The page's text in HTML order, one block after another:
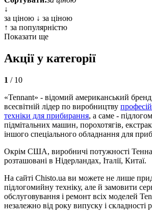
↓
за цiною ↓ за цiною
↑ за популярністю
Показати ще
Акції у категорії
1 / 10
«Tennant» - відомий американський
всесвітній лідер по виробництву
техніки для прибирання, а саме -
підмітальних машин, порохотягів,
іншого спеціального обладнання для
Окрім США, виробничі потужності
розташовані в Нідерландах, Італії, Китаї.
На сайті Chisto.ua ви можете не лише
підлогомийну техніку, але й замовити
обслуговування і ремонт всіх моделей
незалежно від року випуску і складності